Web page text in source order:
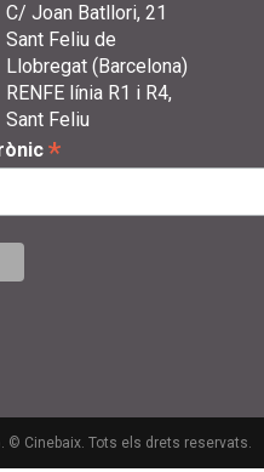
C/ Joan Batllori, 21
Sant Feliu de
Llobregat (Barcelona)
RENFE línia R1 i R4,
Sant Feliu
*
© Cinebaix. Tots els drets reservats.